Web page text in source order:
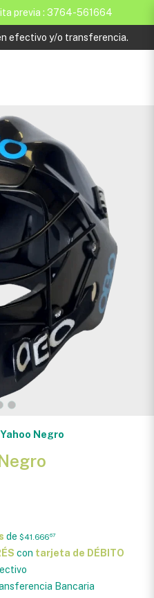
previa : 3764-561664
efectivo y/o transferencia.
Negro
de $41.66667
con tarjeta de DÉBITO
Bancaria